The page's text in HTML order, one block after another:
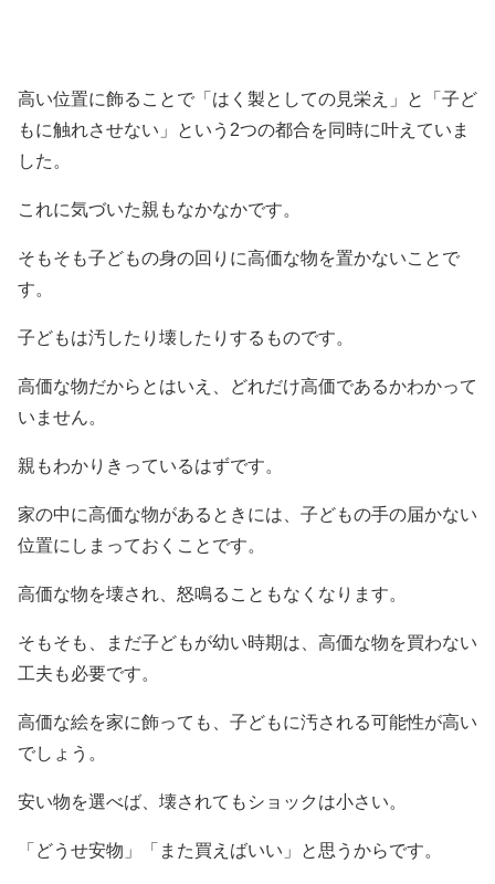
高い位置に飾ることで「はく製としての見栄え」と「子ど
もに触れさせない」という2つの都合を同時に叶えていま
した。
これに気づいた親もなかなかです。
そもそも子どもの身の回りに高価な物を置かないことで
す。
子どもは汚したり壊したりするものです。
高価な物だからとはいえ、どれだけ高価であるかわかって
いません。
親もわかりきっているはずです。
家の中に高価な物があるときには、子どもの手の届かない
位置にしまっておくことです。
高価な物を壊され、怒鳴ることもなくなります。
そもそも、まだ子どもが幼い時期は、高価な物を買わない
工夫も必要です。
高価な絵を家に飾っても、子どもに汚される可能性が高い
でしょう。
安い物を選べば、壊されてもショックは小さい。
「どうせ安物」「また買えばいい」と思うからです。